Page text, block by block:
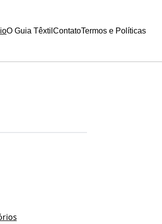
O Guia Têxtil ContatoTermos e Políticas